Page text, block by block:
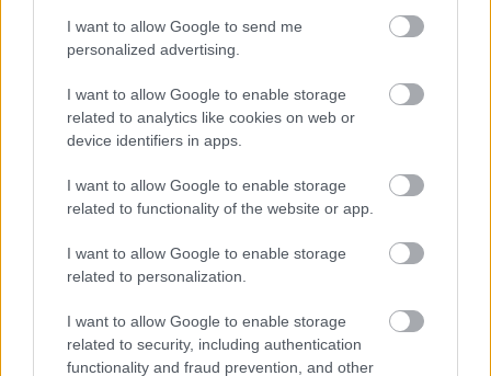
I want to allow Google to send me
personalized advertising.
I want to allow Google to enable storage
related to analytics like cookies on web or
device identifiers in apps.
I want to allow Google to enable storage
related to functionality of the website or app.
I want to allow Google to enable storage
related to personalization.
I want to allow Google to enable storage
related to security, including authentication
functionality and fraud prevention, and other
Megjártam az Echoes of Aincrad első szintjeit, és
reményekkel tértem haza
| 2026.06.10 17:01
Volt egy rövid idő a 2010-es években, amikor a Sword Art
Online uralt minden animékkel kapcsolatos teret. Abból a
lelkesedésből épít most várat a Bandai Namco.